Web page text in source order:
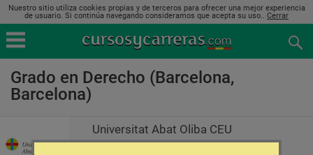
Nuestro sitio utiliza cookies propias y de terceros para ofrecer una mejor experiencia
de usuario. Si continúa navegando consideramos que acepta su uso.. Cerrar
Grado en Derecho (Barcelona,
Barcelona)
Universitat Abat Oliba CEU